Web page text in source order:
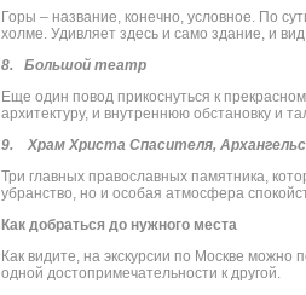
Горы – название, конечно, условное. По
холме. Удивляет здесь и само здание, и
8.
Большой театр
Еще один повод прикоснуться к
архитектуру, и внутреннюю обстановку и
9.
Храм Христа Спасителя,
Три главных православных памятника,
убранство, но и особая атмосфера
Как добраться до нужного места
Как видите, на экскурсии по Москве можно
одной достопримечательности к другой.